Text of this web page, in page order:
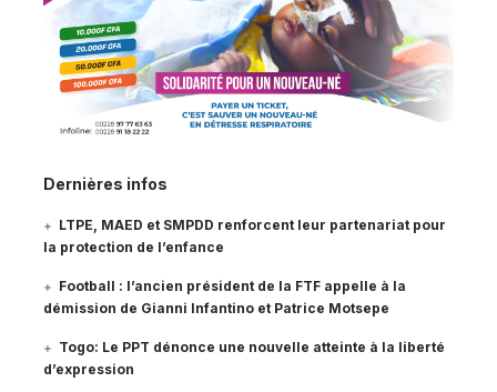
Dernières infos
LTPE, MAED et SMPDD renforcent leur partenariat pour
la protection de l’enfance
Football : l’ancien président de la FTF appelle à la
démission de Gianni Infantino et Patrice Motsepe
Togo: Le PPT dénonce une nouvelle atteinte à la liberté
d’expression